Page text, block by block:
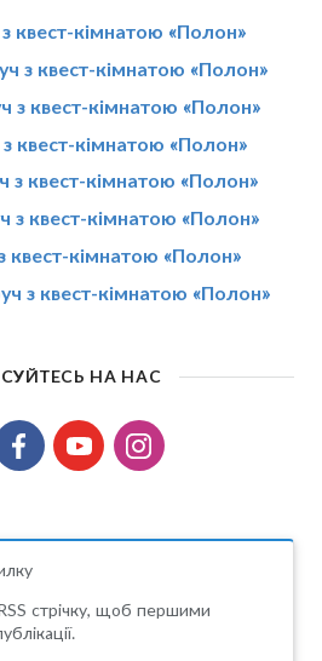
квест-кімнатою «Полон»
з квест-кімнатою «Полон»
з квест-кімнатою «Полон»
квест-кімнатою «Полон»
з квест-кімнатою «Полон»
з квест-кімнатою «Полон»
квест-кімнатою «Полон»
з квест-кімнатою «Полон»
НА НАС
стрічку, щоб першими